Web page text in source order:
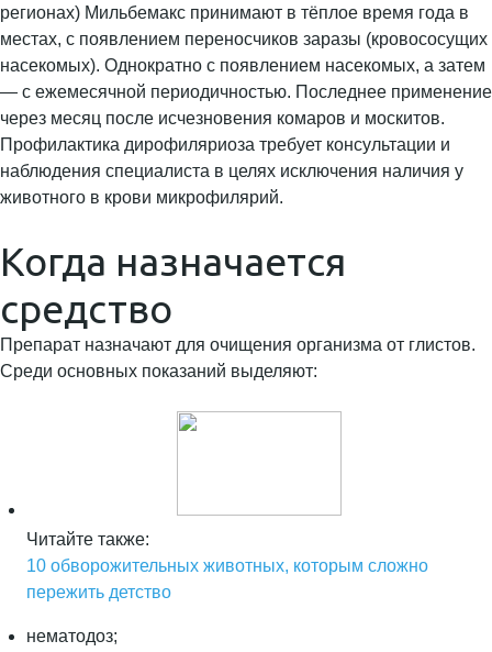
регионах) Мильбемакс принимают в тёплое время года в
местах, с появлением переносчиков заразы (кровососущих
насекомых). Однократно с появлением насекомых, а затем
— с ежемесячной периодичностью. Последнее применение
через месяц после исчезновения комаров и москитов.
Профилактика дирофиляриоза требует консультации и
наблюдения специалиста в целях исключения наличия у
животного в крови микрофилярий.
Когда назначается
средство
Препарат назначают для очищения организма от глистов.
Среди основных показаний выделяют:
Читайте также:
10 обворожительных животных, которым сложно
пережить детство
нематодоз;